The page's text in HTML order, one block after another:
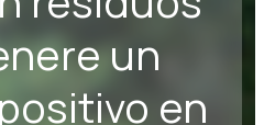
un
en